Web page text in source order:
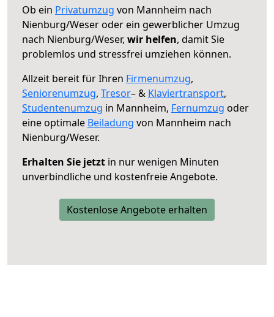
Ob ein Privatumzug von Mannheim nach
Nienburg/Weser oder ein gewerblicher Umzug
nach Nienburg/Weser, wir helfen, damit Sie
problemlos und stressfrei umziehen können.
Allzeit bereit für Ihren Firmenumzug,
Seniorenumzug, Tresor– & Klaviertransport,
Studentenumzug in Mannheim, Fernumzug oder
eine optimale Beiladung von Mannheim nach
Nienburg/Weser.
Erhalten Sie jetzt in nur wenigen Minuten
unverbindliche und kostenfreie Angebote.
Kostenlose Angebote erhalten